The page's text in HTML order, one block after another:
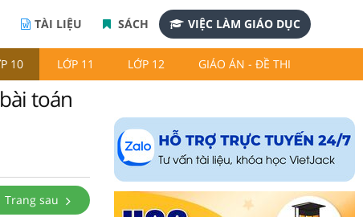
TÀI LIỆU SÁCH VIỆC LÀM GIÁO DỤC
10 LỚP 11 LỚP 12 GIÁO ÁN - ĐỀ THI
toán
Trang sau